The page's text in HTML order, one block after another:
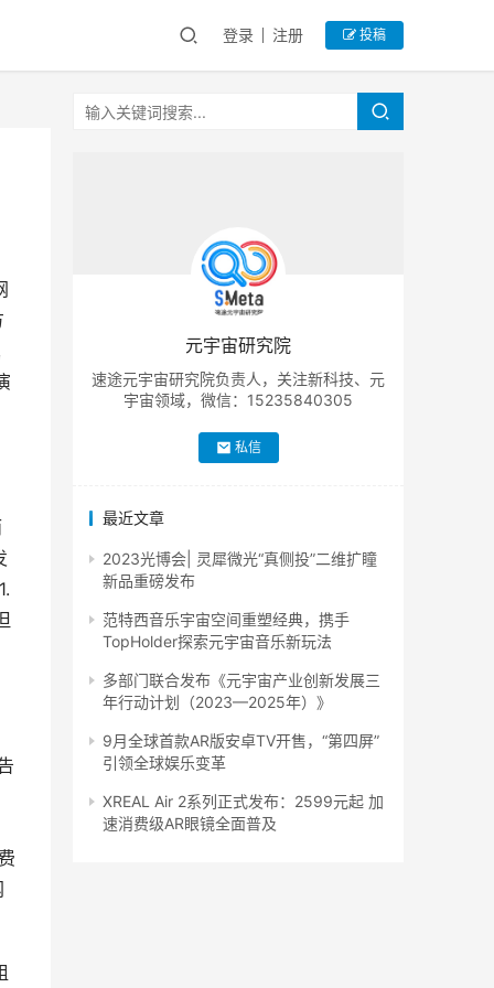
登录 注册 投稿
元宇宙研究院
速途元宇宙研究院负责人，关注新科技、元
宇宙领域，微信：15235840305
私信
最近文章
2023光博会| 灵犀微光“真侧投”二维扩瞳
新品重磅发布
范特西音乐宇宙空间重塑经典，携手
TopHolder探索元宇宙音乐新玩法
多部门联合发布《元宇宙产业创新发展三
年行动计划（2023—2025年）》
9月全球首款AR版安卓TV开售，“第四屏”
引领全球娱乐变革
XREAL Air 2系列正式发布：2599元起 加
速消费级AR眼镜全面普及